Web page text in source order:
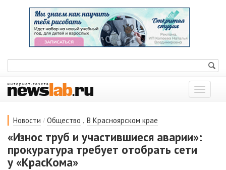
Показать
меню
Новости / Общество , В Красноярском крае
«Износ труб и участившиеся аварии»:
прокуратура требует отобрать сети
у «КрасКома»